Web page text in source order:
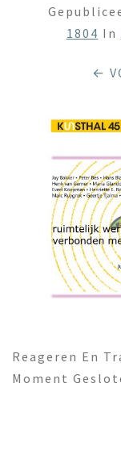
1804 In
←
Reageren En
Moment